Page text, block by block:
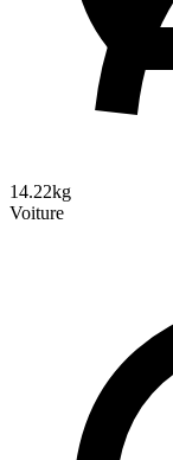
14.22kg
Voiture